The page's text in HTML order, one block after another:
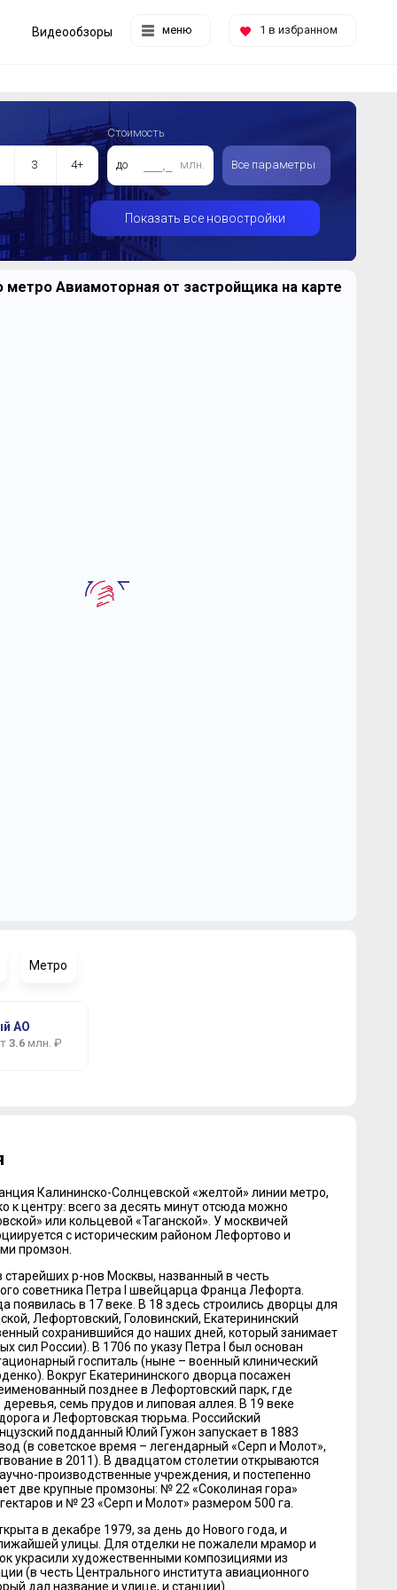
меню 1 в избранном
Видеообзоры
3 4+
Стоимость
до млн. Все параметры
Показать все новостройки
метро Авиамоторная от застройщика на карте
Метро
АО
3.6млн. ₽
Калининско-Солнцевской «желтой» линии метро,
к центру: всего за десять минут отсюда можно
или кольцевой «Таганской». У москвичей
с историческим районом Лефортово и
промзон.
старейших р-нов Москвы, названный в честь
советника Петра I швейцарца Франца Лефорта.
появилась в 17 веке. В 18 здесь строились дворцы для
Лефортовский, Головинский, Екатерининский
сохранившийся до наших дней, который занимает
сил России). В 1706 по указу Петра I был основан
госпиталь (ныне – военный клинический
Вокруг Екатерининского дворца посажен
позднее в Лефортовский парк, где
семь прудов и липовая аллея. В 19 веке
и Лефортовская тюрьма. Российский
подданный Юлий Гужон запускает в 1883
(в советское время – легендарный «Серп и Молот»,
в 2011). В двадцатом столетии открываются
производственные учреждения, и постепенно
две крупные промзоны: № 22 «Соколиная гора»
и № 23 «Серп и Молот» размером 500 га.
в декабре 1979, за день до Нового года, и
улицы. Для отделки не пожалели мрамор и
украсили художественными композициями из
(в честь Центрального института авиационного
дал название и улице, и станции).